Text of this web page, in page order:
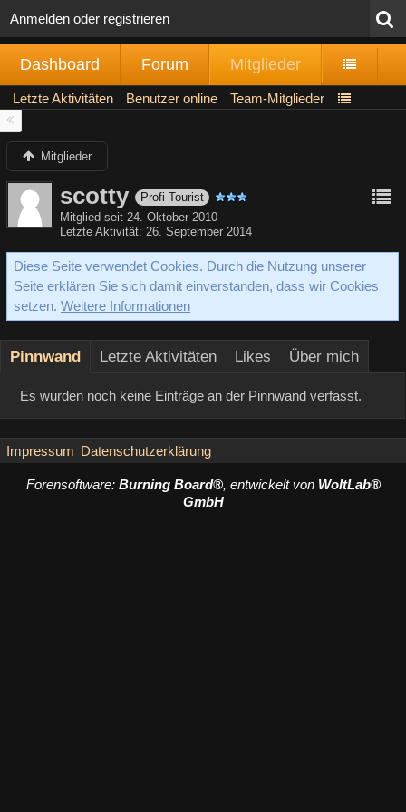
Anmelden oder registrieren
Dashboard Forum Mitglieder
Letzte Aktivitäten Benutzer online Team-Mitglieder
Mitglieder
scotty
Profi-Tourist
Mitglied seit 24. Oktober 2010
Letzte Aktivität 26. September 2014
Diese Seite verwendet Cookies. Durch die Nutzung unserer
Seite erklären Sie sich damit einverstanden, dass wir Cookies
setzen. Weitere Informationen
Pinnwand Letzte Aktivitäten Likes Über mich
Es wurden noch keine Einträge an der Pinnwand verfasst.
Impressum Datenschutzerklärung
Forensoftware: Burning Board®, entwickelt von WoltLab®
GmbH